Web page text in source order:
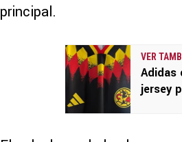
principal.
VER
Adidas
jersey